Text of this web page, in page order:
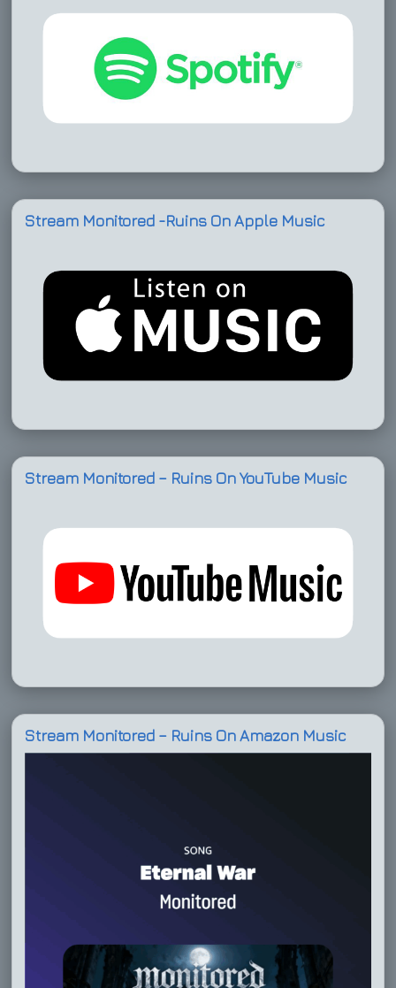
Stream Monitored -Ruins On Apple Music
Stream Monitored – Ruins On YouTube Music
Stream Monitored – Ruins On Amazon Music